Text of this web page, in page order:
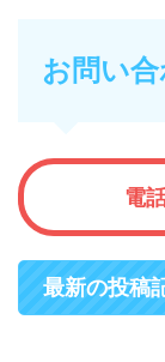
お問い
電
最新の投稿